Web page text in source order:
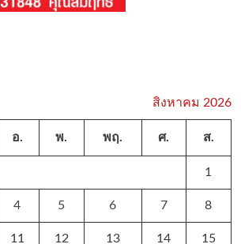
สิงหาคม 2026
อ. พ. พฤ. ศ. ส.
1
4 5 6 7 8
11 12 13 14 15